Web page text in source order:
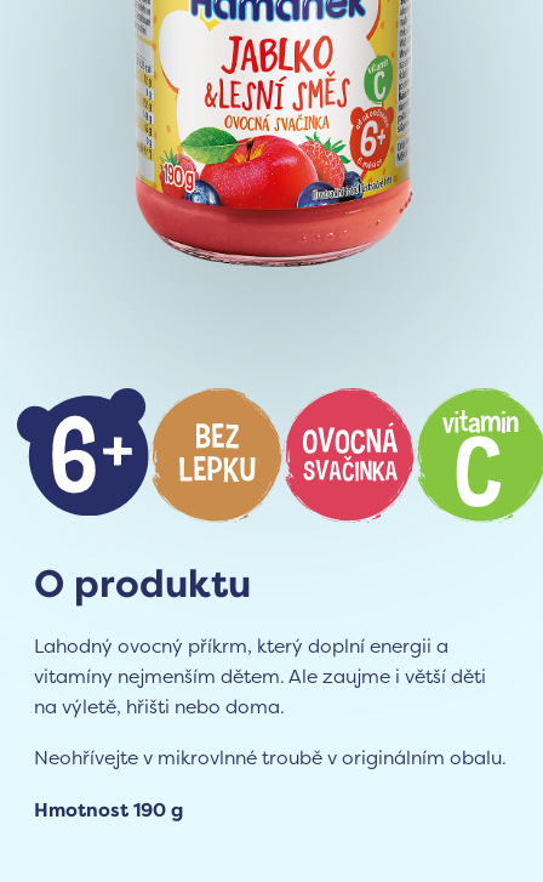
O produktu
Lahodný ovocný příkrm, který doplní energii a
vitamíny nejmenším dětem. Ale zaujme i větší děti
na výletě, hřišti nebo doma.
Neohřívejte v mikrovlnné troubě v originálním obalu.
Hmotnost 190 g